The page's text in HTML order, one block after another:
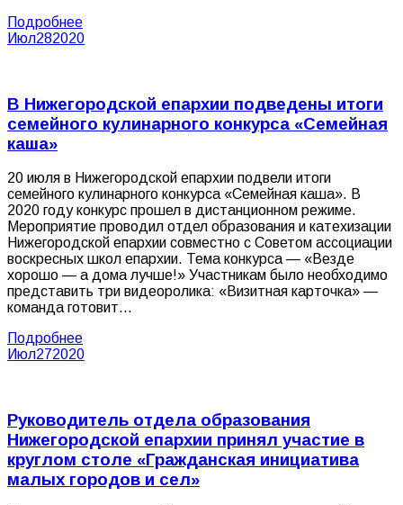
Подробнее
Июл282020
В Нижегородской епархии подведены итоги
семейного кулинарного конкурса «Семейная
каша»
20 июля в Нижегородской епархии подвели итоги
семейного кулинарного конкурса «Семейная каша». В
2020 году конкурс прошел в дистанционном режиме.
Мероприятие проводил отдел образования и катехизации
Нижегородской епархии совместно с Советом ассоциации
воскресных школ епархии. Тема конкурса — «Везде
хорошо — а дома лучше!» Участникам было необходимо
представить три видеоролика: «Визитная карточка» —
команда готовит…
Подробнее
Июл272020
Руководитель отдела образования
Нижегородской епархии принял участие в
круглом столе «Гражданская инициатива
малых городов и сел»